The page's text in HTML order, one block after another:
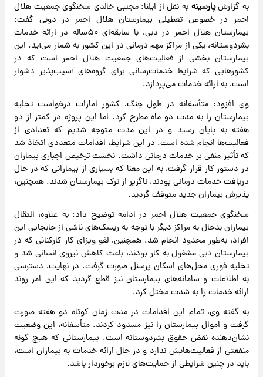
به گزارشپارسینه به نقل از ایلنا: مجتبی خالدی سخنگوی جمعیت هلال
احمر در خصوص تعطیلی بیمارستان هلال احمر در دوبی گفت:
بیمارستان هلال احمر در دبی، با سابقه‌ای ۵۰ساله در ارائه خدمات
بشردوستانه، یکی از مراکز مهم درمانی در این کشور به شمار می‌آید. این
بیمارستان بخشی از فعالیت‌های جمعیت هلال احمر است که در
کشورهایی که شرایط خدمات‌رسانی برای گروه‌های آسیب‌پذیر دشوار
است، به ارائه خدمات می‌پردازد.
وی افزود: متأسفانه در طول جنگ، کشور امارات درخواست تخلیه
بیمارستان را به مدت دو ماه مطرح کرد. اما این پروژه در کمتر از دو
هفته به پایان رسید و در این مدت متوجه شدیم که تعدادی از
فعالیت‌ها انجام شده است. در این شرایط، اقدامات متعددی اتخاذ شد
که تأثیر منفی بر خدمات درمانی داشت. نخست ترخیص اجباری بیماران
در دستور کار قرار گرفت، به این معنا که بسیاری از بیمارانی که در حال
دریافت خدمات درمانی بودند، ناگزیر از ترک بیمارستان شدند. همچنین،
پذیرش بیماران جدید متوقف گردید.
سخنگوی جمعیت هلال احمر در ادامه توضیح داد: به علاوه، انتقال
بیماران بدحال به مراکز دیگر با توجه به ریسک‌های ناشی از جابجایی این
افراد، به‌طور محدود انجام شد. همچنین، لغو ویزای کار کارکنانی که در
بیمارستان دبی مشغول به کار بودند، باعث کاهش نیروی انسانی شد و
تخلیه فوری محل‌های اسکان پرسنل صورت گرفت. در نهایت، دسترسی
به اطلاعات و سامانه‌های بیمارستان نیز قطع گردید که این امر روند
ارائه خدمات را به شدت مختل کرد.
به گفته وی، تمام این اقدامات در مدت زمان کوتاه دو هفته صورت
گرفت و اموال بیمارستان را نیز مسدود کردند. متأسفانه، این وضعیت
نشان‌دهنده نقض حقوق بشردوستانه است. بیمارستانی که هیچ گونه
منفعتی از فعالیت‌هایش ندارد و در حال ارائه خدمات به بیماران است،
باید در چنین شرایطی از حمایت‌های لازم برخوردار باشد.